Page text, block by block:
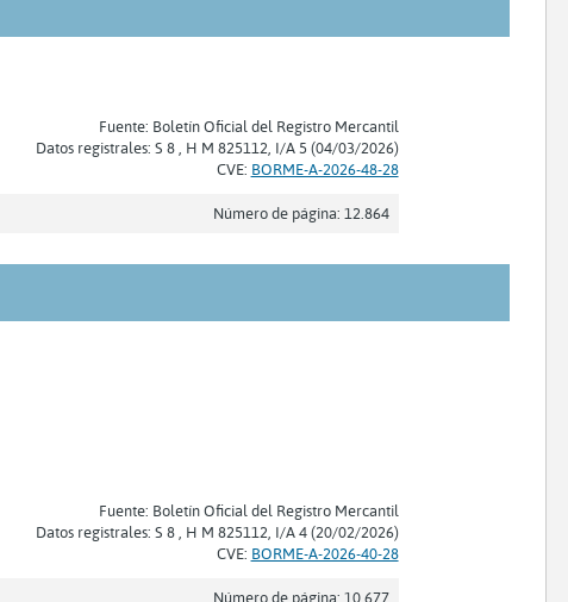
Fuente: Boletín Oficial del Registro Mercantil
Datos registrales: S 8 , H M 825112, I/A 5 (04/03/2026)
CVE: BORME-A-2026-48-28
Número de página: 12.864
Fuente: Boletín Oficial del Registro Mercantil
Datos registrales: S 8 , H M 825112, I/A 4 (20/02/2026)
CVE: BORME-A-2026-40-28
Número de página: 10.677